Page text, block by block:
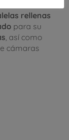
rellenas
para su
, así como
cámaras